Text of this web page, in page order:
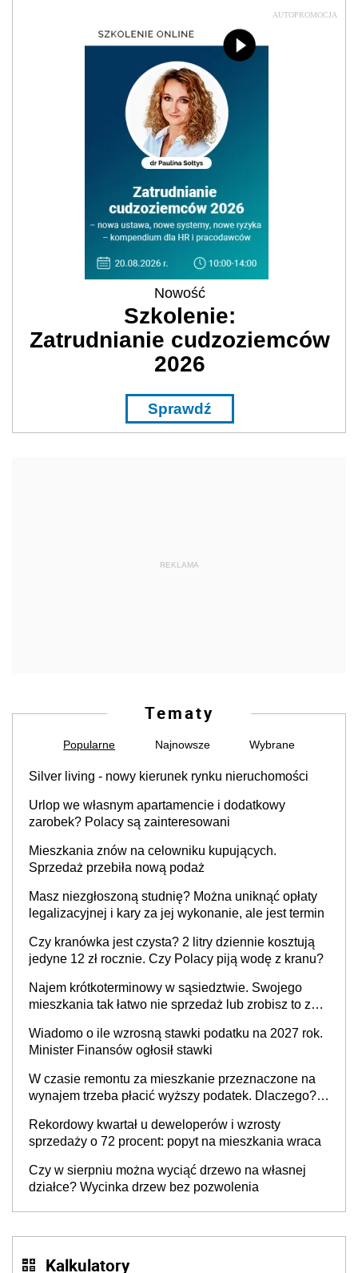
AUTOPROMOCJA
Nowość
Szkolenie:
Zatrudnianie cudzoziemców
2026
Sprawdź
REKLAMA
Tematy
Popularne Najnowsze Wybrane
Silver living - nowy kierunek rynku nieruchomości
Urlop we własnym apartamencie i dodatkowy
zarobek? Polacy są zainteresowani
Mieszkania znów na celowniku kupujących.
Sprzedaż przebiła nową podaż
Masz niezgłoszoną studnię? Można uniknąć opłaty
legalizacyjnej i kary za jej wykonanie, ale jest termin
Czy kranówka jest czysta? 2 litry dziennie kosztują
jedyne 12 zł rocznie. Czy Polacy piją wodę z kranu?
Najem krótkoterminowy w sąsiedztwie. Swojego
mieszkania tak łatwo nie sprzedaż lub zrobisz to ze
Wiadomo o ile wzrosną stawki podatku na 2027 rok.
Minister Finansów ogłosił stawki
W czasie remontu za mieszkanie przeznaczone na
wynajem trzeba płacić wyższy podatek. Dlaczego?
Rekordowy kwartał u deweloperów i wzrosty
sprzedaży o 72 procent: popyt na mieszkania wraca
Czy w sierpniu można wyciąć drzewo na własnej
działce? Wycinka drzew bez pozwolenia
Kalkulatory